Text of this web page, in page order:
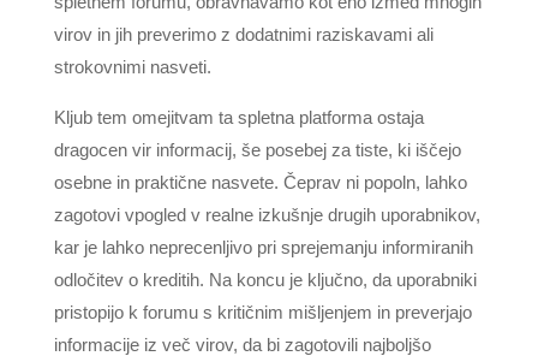
virov in jih preverimo z dodatnimi raziskavami ali
strokovnimi nasveti.
Kljub tem omejitvam ta spletna platforma ostaja
dragocen vir informacij, še posebej za tiste, ki iščejo
osebne in praktične nasvete. Čeprav ni popoln, lahko
zagotovi vpogled v realne izkušnje drugih uporabnikov,
kar je lahko neprecenljivo pri sprejemanju informiranih
odločitev o kreditih. Na koncu je ključno, da uporabniki
pristopijo k forumu s kritičnim mišljenjem in preverjajo
informacije iz več virov, da bi zagotovili najboljšo